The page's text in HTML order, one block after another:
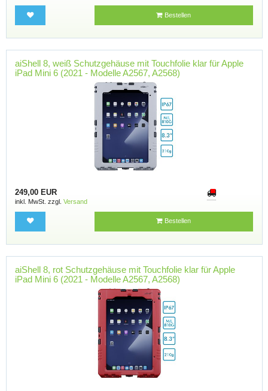
Bestellen
aiShell 8, weiß Schutzgehäuse mit Touchfolie klar für Apple
iPad Mini 6 (2021 - Modelle A2567, A2568)
249,00 EUR
inkl. MwSt. zzgl. Versand
Bestellen
aiShell 8, rot Schutzgehäuse mit Touchfolie klar für Apple
iPad Mini 6 (2021 - Modelle A2567, A2568)